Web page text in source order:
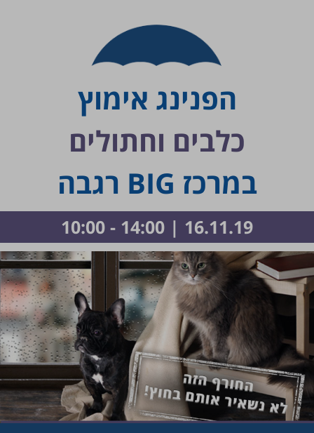
הפנינג אימוץ
כלבים וחתולים
במרכז BIG רגבה
16.11.19 | 14:00 - 10:00